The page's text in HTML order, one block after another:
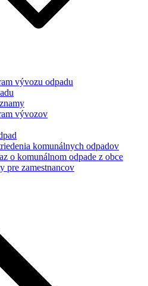
vývozu odpadu
vývozov
komunálnych odpadov
o komunálnom odpade z obce
pre zamestnancov